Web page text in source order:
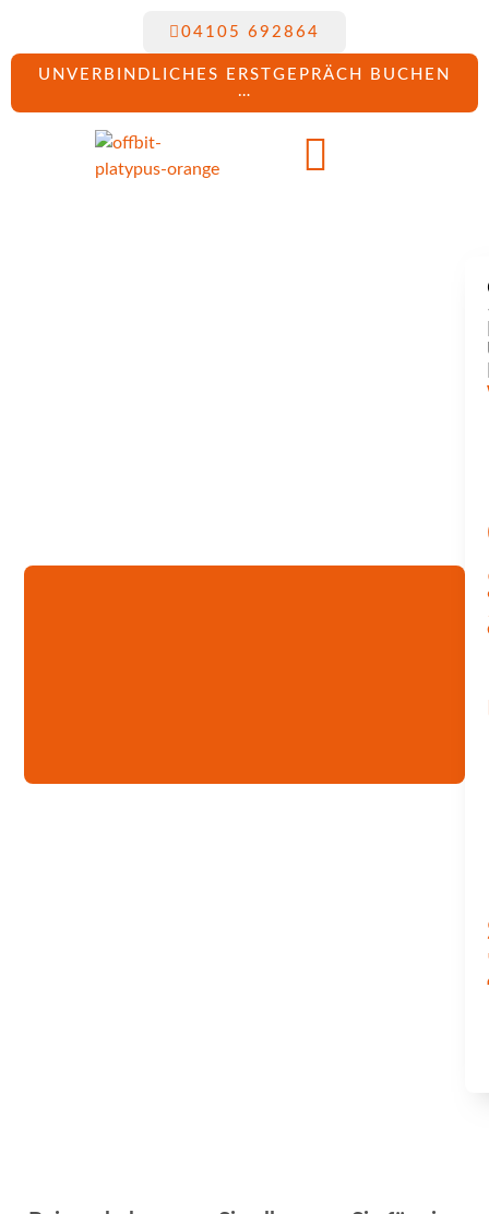
UNVERBINDLICHES ERSTGEPRÄCH BUCHEN
…
04105 692864